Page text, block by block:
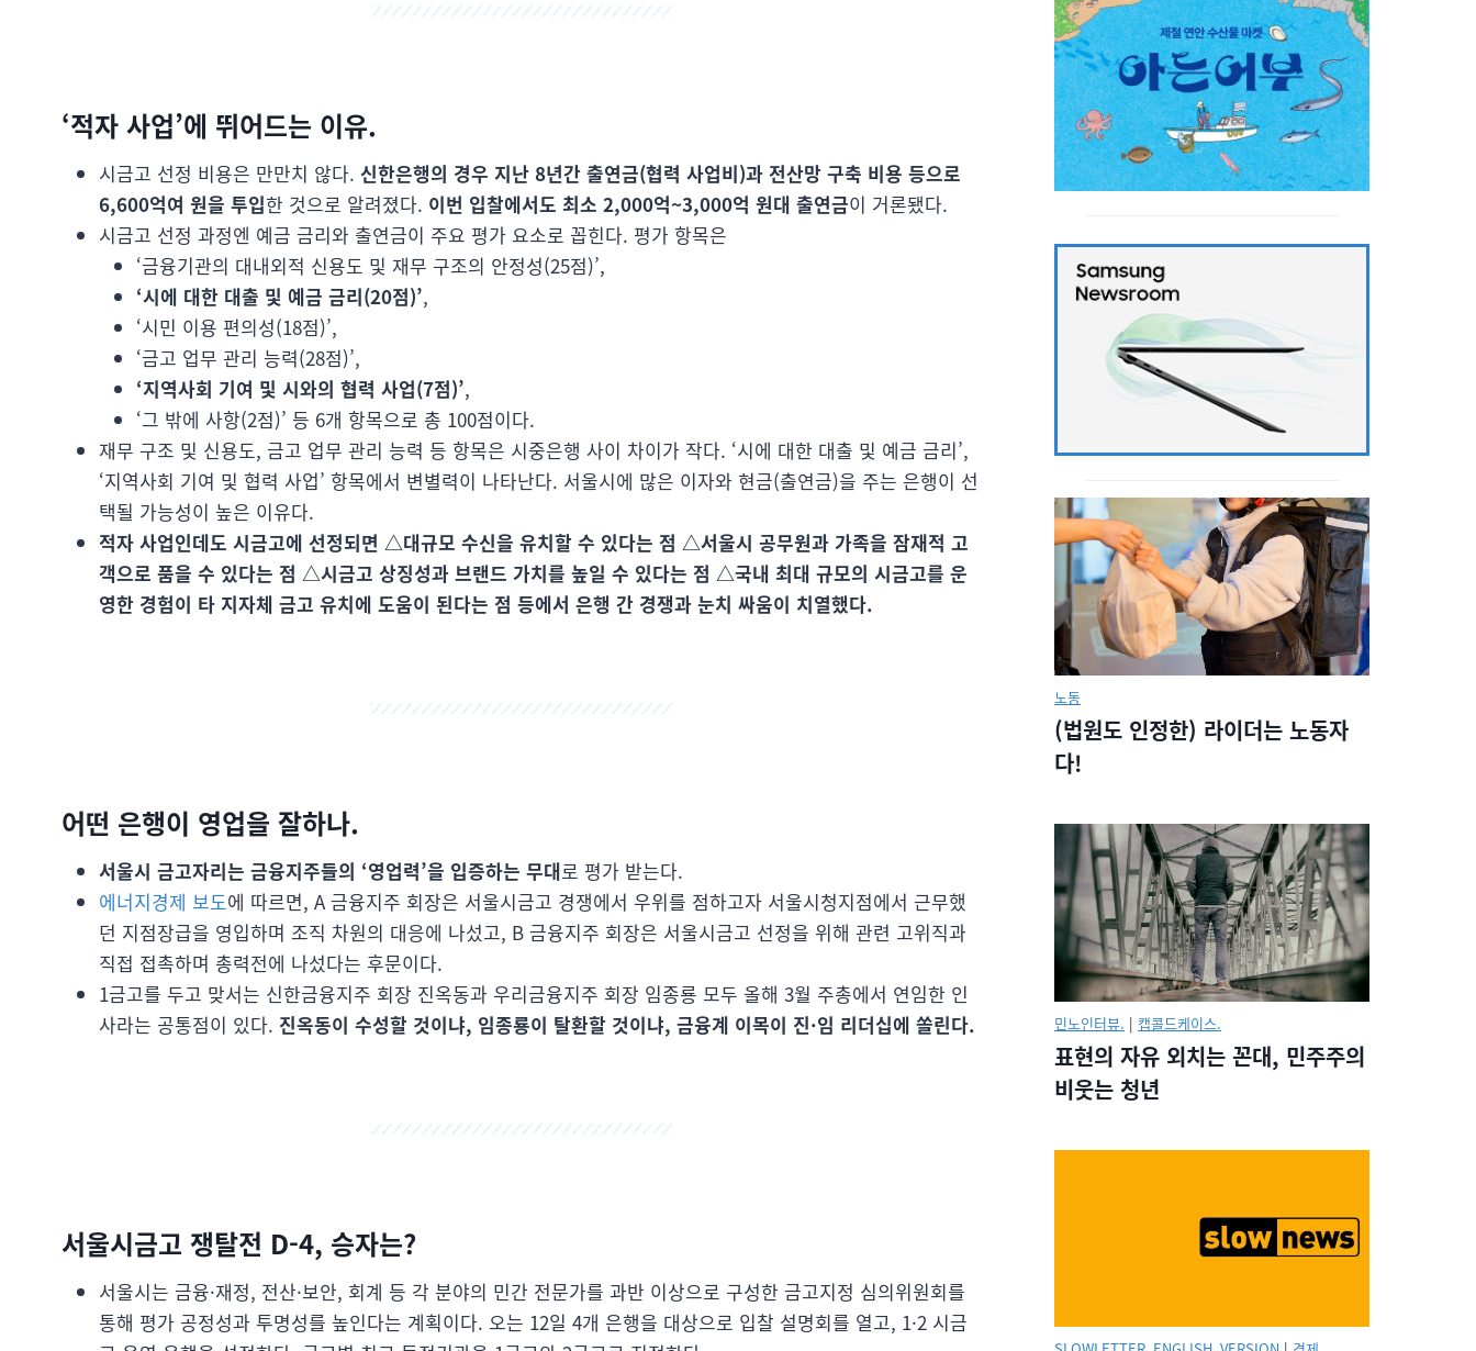
‘적자 사업’에 뛰어드는 이유.
시금고 선정 비용은 만만치 않다. 신한은행의 경우 지난 8년간 출연금(협력 사업비)과 전산망 구축 비용 등으로
6,600억여 원을 투입한 것으로 알려졌다. 이번 입찰에서도 최소 2,000억~3,000억 원대 출연금이 거론됐다.
시금고 선정 과정엔 예금 금리와 출연금이 주요 평가 요소로 꼽힌다. 평가 항목은
‘금융기관의 대내외적 신용도 및 재무 구조의 안정성(25점)’,
‘시에 대한 대출 및 예금 금리(20점)’,
‘시민 이용 편의성(18점)’,
‘금고 업무 관리 능력(28점)’,
‘지역사회 기여 및 시와의 협력 사업(7점)’,
‘그 밖에 사항(2점)’ 등 6개 항목으로 총 100점이다.
재무 구조 및 신용도, 금고 업무 관리 능력 등 항목은 시중은행 사이 차이가 작다. ‘시에 대한 대출 및 예금 금리’,
‘지역사회 기여 및 협력 사업’ 항목에서 변별력이 나타난다. 서울시에 많은 이자와 현금(출연금)을 주는 은행이 선
택될 가능성이 높은 이유다.
적자 사업인데도 시금고에 선정되면 △대규모 수신을 유치할 수 있다는 점 △서울시 공무원과 가족을 잠재적 고
객으로 품을 수 있다는 점 △시금고 상징성과 브랜드 가치를 높일 수 있다는 점 △국내 최대 규모의 시금고를 운
영한 경험이 타 지자체 금고 유치에 도움이 된다는 점 등에서 은행 간 경쟁과 눈치 싸움이 치열했다.
어떤 은행이 영업을 잘하나.
서울시 금고자리는 금융지주들의 ‘영업력’을 입증하는 무대로 평가 받는다.
에너지경제 보도에 따르면, A 금융지주 회장은 서울시금고 경쟁에서 우위를 점하고자 서울시청지점에서 근무했
던 지점장급을 영입하며 조직 차원의 대응에 나섰고, B 금융지주 회장은 서울시금고 선정을 위해 관련 고위직과
직접 접촉하며 총력전에 나섰다는 후문이다.
1금고를 두고 맞서는 신한금융지주 회장 진옥동과 우리금융지주 회장 임종룡 모두 올해 3월 주총에서 연임한 인
사라는 공통점이 있다. 진옥동이 수성할 것이냐, 임종룡이 탈환할 것이냐, 금융계 이목이 진·임 리더십에 쏠린다.
서울시금고 쟁탈전 D-4, 승자는?
서울시는 금융·재정, 전산·보안, 회계 등 각 분야의 민간 전문가를 과반 이상으로 구성한 금고지정 심의위원회를
통해 평가 공정성과 투명성를 높인다는 계획이다. 오는 12일 4개 은행을 대상으로 입찰 설명회를 열고, 1·2 시금
노동
(법원도 인정한) 라이더는 노동자
다!
민노인터뷰. | 캡콜드케이스.
표현의 자유 외치는 꼰대, 민주주의
비웃는 청년